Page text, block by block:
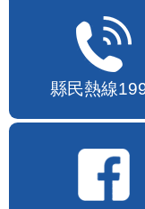
縣民熱線